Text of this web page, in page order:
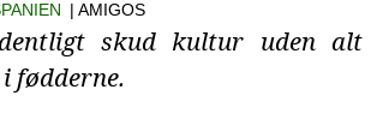
| AMIGOS
skud kultur uden alt
fødderne.